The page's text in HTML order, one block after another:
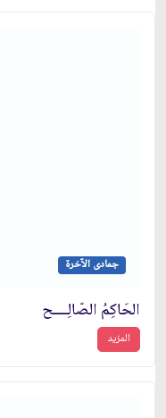
جمادى الآخرة
الحَاكِمُ الصّالِــــح
المزيد